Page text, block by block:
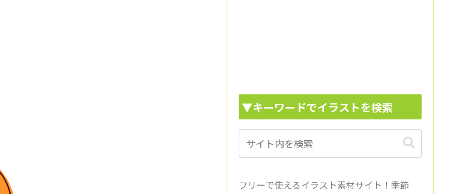
▼キーワードでイラストを検索
フリーで使えるイラスト素材サイト！季節